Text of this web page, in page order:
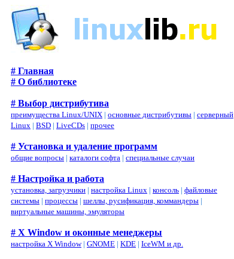
# Главная
# О библиотеке
# Выбор дистрибутива
преимущества Linux/UNIX | основные дистрибутивы | серверный
Linux | BSD | LiveCDs | прочее
# Установка и удаление программ
общие вопросы | каталоги софта | специальные случаи
# Настройка и работа
установка, загрузчики | настройка Linux | консоль | файловые
системы | процессы | шеллы, русификация, коммандеры |
виртуальные машины, эмуляторы
# X Window и оконные менеджеры
настройка X Window| GNOME | KDE | IceWM и др.